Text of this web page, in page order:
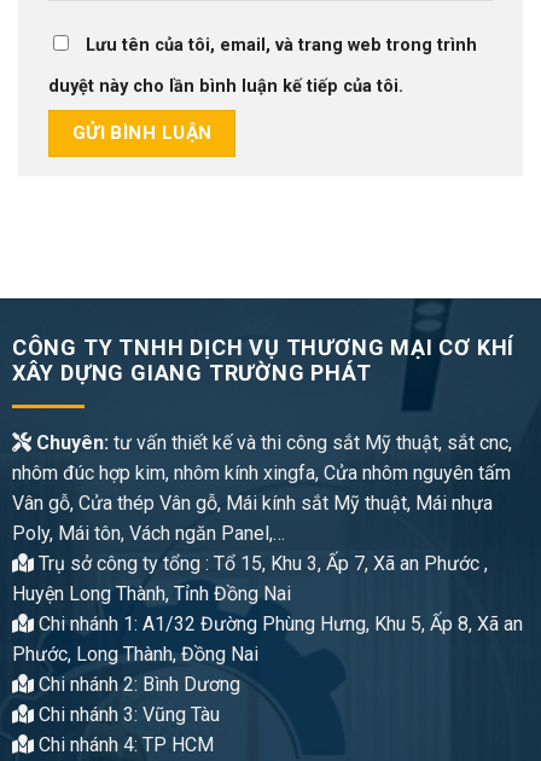
Lưu tên của tôi, email, và trang web trong trình
duyệt này cho lần bình luận kế tiếp của tôi.
CÔNG TY TNHH DỊCH VỤ THƯƠNG MẠI CƠ KHÍ
XÂY DỰNG GIANG TRƯỜNG PHÁT
Chuyên:tư vấn thiết kế và thi công sắt Mỹ thuật, sắt cnc,
nhôm đúc hợp kim, nhôm kính xingfa, Cửa nhôm nguyên tấm
Vân gỗ, Cửa thép Vân gỗ, Mái kính sắt Mỹ thuật, Mái nhựa
Poly, Mái tôn, Vách ngăn Panel,…
Trụ sở công ty tổng : Tổ 15, Khu 3, Ấp 7, Xã an Phước ,
Huyện Long Thành, Tỉnh Đồng Nai
Chi nhánh 1: A1/32 Đường Phùng Hưng, Khu 5, Ấp 8, Xã an
Phước, Long Thành, Đồng Nai
Chi nhánh 2: Bình Dương
Chi nhánh 3: Vũng Tàu
Chi nhánh 4: TP HCM